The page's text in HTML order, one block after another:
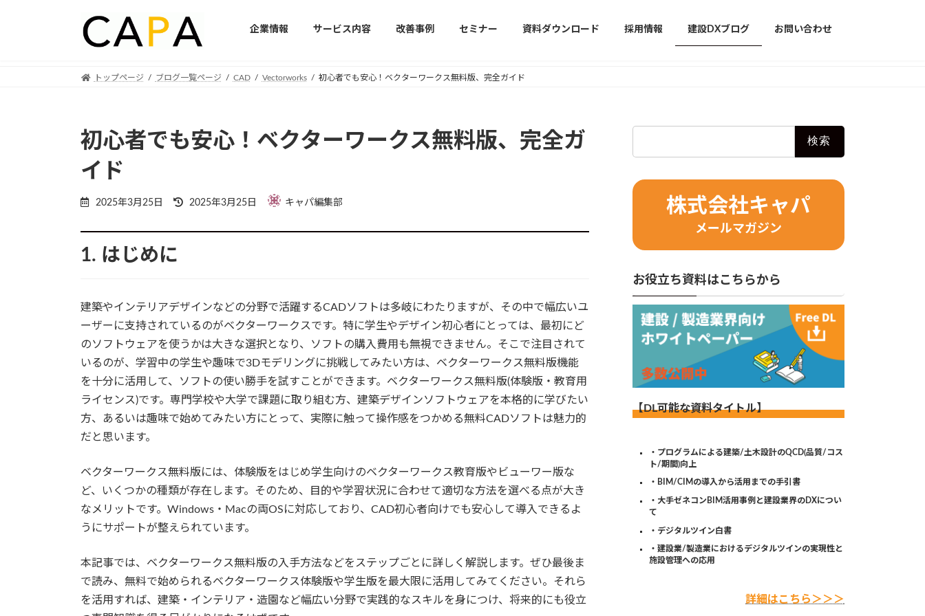
企業情報 サービス内容 改善事例 セミナー 資料ダウンロード 採用情報 建設DXブログ お問い合わせ
トップページ ブログ一覧ページ CAD Vectorworks 初心者でも安心！ベクターワークス無料版、完全ガイド
初心者でも安心！ベクターワークス無料版、完全ガ
イド
2025年3月25日
Last
updated
2025年3月25日 キャパ編集部
1. はじめに
建築やインテリアデザインなどの分野で活躍するCADソフトは多岐にわたりますが、その中で幅広いユ
ーザーに支持されているのがベクターワークスです。特に学生やデザイン初心者にとっては、最初にど
のソフトウェアを使うかは大きな選択となり、ソフトの購入費用も無視できません。そこで注目されて
いるのが、学習中の学生や趣味で3Dモデリングに挑戦してみたい方は、ベクターワークス無料版機能
を十分に活用して、ソフトの使い勝手を試すことができます。ベクターワークス無料版(体験版・教育用
ライセンス)です。専門学校や大学で課題に取り組む方、建築デザインソフトウェアを本格的に学びたい
方、あるいは趣味で始めてみたい方にとって、実際に触って操作感をつかめる無料CADソフトは魅力的
だと思います。
ベクターワークス無料版には、体験版をはじめ学生向けのベクターワークス教育版やビューワー版な
ど、いくつかの種類が存在します。そのため、目的や学習状況に合わせて適切な方法を選べる点が大き
なメリットです。Windows・Macの両OSに対応しており、CAD初心者向けでも安心して導入できるよ
うにサポートが整えられています。
本記事では、ベクターワークス無料版の入手方法などをステップごとに詳しく解説します。ぜひ最後ま
で読み、無料で始められるベクターワークス体験版や学生版を最大限に活用してみてください。それら
を活用すれば、建築・インテリア・造園など幅広い分野で実践的なスキルを身につけ、将来的にも役立
株式会社キャパ
メールマガジン
お役立ち資料はこちらから
【DL可能な資料タイトル】
・プログラムによる建築/土木設計のQCD(品質/コス
ト/期間)向上
・BIM/CIMの導入から活用までの手引書
・大手ゼネコンBIM活用事例と建設業界のDXについ
て
・デジタルツイン白書
・建設業/製造業におけるデジタルツインの実現性と
施設管理への応用
詳細はこちら＞＞＞